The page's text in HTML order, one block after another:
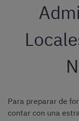
Para preparar de
contar con una